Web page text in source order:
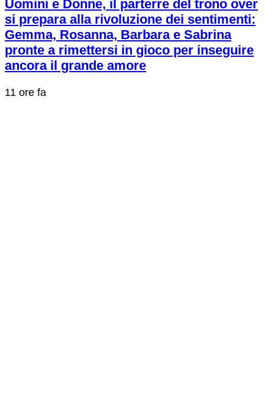
Uomini e Donne, il parterre del trono over
si prepara alla rivoluzione dei sentimenti:
Gemma, Rosanna, Barbara e Sabrina
pronte a rimettersi in gioco per inseguire
ancora il grande amore
11 ore fa